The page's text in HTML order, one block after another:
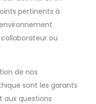
pertinents à
ou
de nos
sont les garants
aux questions